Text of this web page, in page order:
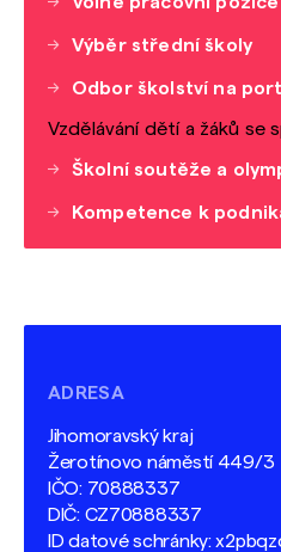
Výběr střední školy
Odbor školství na
Vzdělávání dětí a žáků se
Školní soutěže a
Kompetence k
ADRESA
Jihomoravský kraj
Žerotínovo náměstí 449/3
IČO: 70888337
DIČ: CZ70888337
ID datové schránky: